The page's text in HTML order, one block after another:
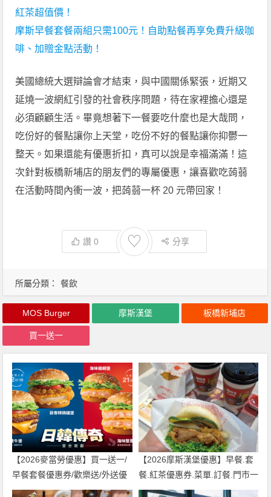
紅茶超值價！
摩斯早餐套餐兩組只需100元！自助點餐再享免費升級咖
啡、加贈金點活動！
美國總統大選辯論會才結束，與中國關係緊張，近期又
延燒一波網紅引發的社會秩序問題，待在家裡擔心還是
必須顧顧生活。畢竟想著下一餐要吃什麼也是大哉問，
吃份好的餐點讓你上天堂，吃份不好的餐點讓你抑鬱一
整天。如果還能有優惠折扣，真可以說是幸福滿滿！這
次針對板橋新埔店的朋友們的專屬優惠，讓喜歡吃蒟蒻
在活動時間內衝一波，把蒟蒻一杯 20 元帶回家！
讚0 ♡ 分享
所屬分類： 餐飲
MOS Burger 摩斯漢堡 板橋新埔店
買一送一
【2026麥當勞優惠】買一送一/
早餐套餐優惠券/歡樂送/外送優
惠/菜單整理
【2026摩斯漢堡優惠】早餐.套
餐.紅茶優惠券.菜單.訂餐.門市一
次看！